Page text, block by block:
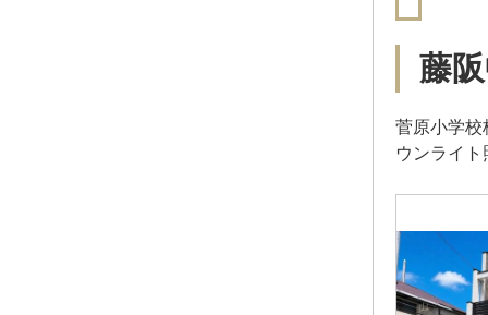
藤
菅原小学校
ウンライ